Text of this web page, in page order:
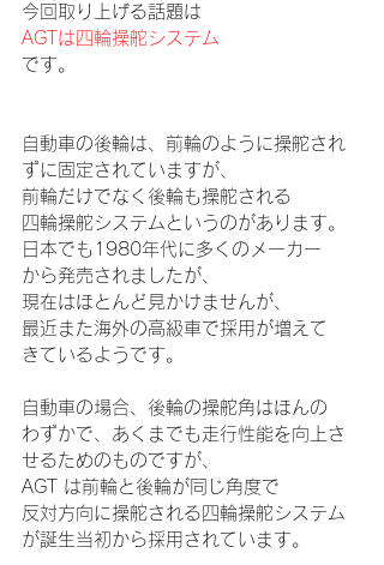
今回取り上げる話題は
AGTは四輪操舵システム
です。
自動車の後輪は、前輪のように操舵され
ずに固定されていますが、
前輪だけでなく後輪も操舵される
四輪操舵システムというのがあります。
日本でも 1980年代に多くのメーカー
から発売されましたが、
現在はほとんど見かけませんが、
最近また海外の高級車で採用が増えて
きているようです。
自動車の場合、後輪の操舵角はほんの
わずかで、あくまでも走行性能を向上さ
せるためのものですが、
AGT は前輪と後輪が同じ角度で
反対方向に操舵される四輪操舵システム
が誕生当初から採用されています。